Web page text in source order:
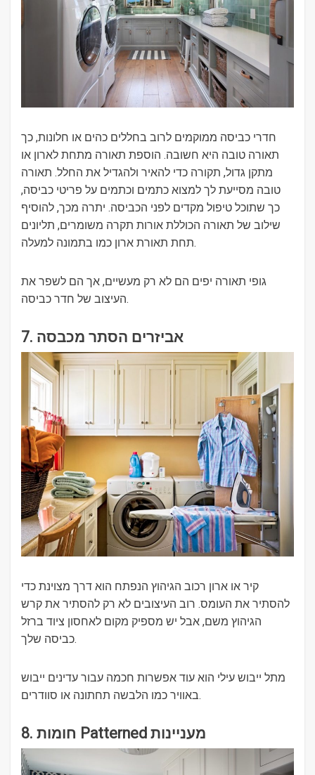
חדרי כביסה ממוקמים לרוב בחללים כהים או חלונות, כך
תאורה טובה היא חשובה. הוספת תאורה מתחת לארון או
מתקן גדול, תקורה כדי להאיר ולהגדיל את החלל. תאורה
טובה מסייעת לך למצוא כתמים וכתמים על פריטי כביסה,
כך שתוכל טיפול מקדים לפני הכביסה. יתרה מכך, להוסיף
שילוב של תאורה הכוללת אורות תקרה משומרים, תליונים
תחת תאורת ארון כמו בתמונה למעלה.
גופי תאורה יפים הם לא רק מעשיים, אך הם לשפר את
העיצוב של חדר כביסה.
7. אביזרים הסתר מכבסה
קיר או ארון רכוב הגיהוץ הנפתח הוא דרך מצוינת כדי
להסתיר את העומס. רוב העיצובים לא רק להסתיר את קרש
הגיהוץ משם, אבל יש מספיק מקום לאחסון ציוד ברזל
כביסה שלך.
מתל ייבוש עילי הוא עוד אפשרות חכמה עבור עדינים ייבוש
באוויר כמו הלבשה תחתונה או סוודרים.
8. חומות Patterned מעניינות